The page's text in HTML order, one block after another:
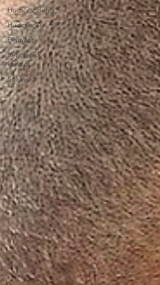
Hudförändring
Hudcancer
Pigment
Seborroisk
keratos
Solskydd